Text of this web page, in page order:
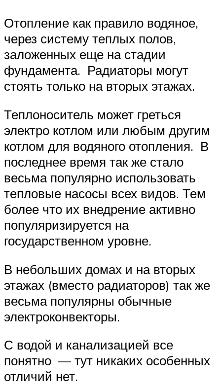
Отопление как правило водяное,
через систему теплых полов,
заложенных еще на стадии
фундамента. Радиаторы могут
стоять только на вторых этажах.
Теплоноситель может греться
электро котлом или любым другим
котлом для водяного отопления. В
последнее время так же стало
весьма популярно использовать
тепловые насосы всех видов. Тем
более что их внедрение активно
популяризируется на
государственном уровне.
В небольших домах и на вторых
этажах (вместо радиаторов) так же
весьма популярны обычные
электроконвекторы.
С водой и канализацией все
понятно — тут никаких особенных
отличий нет.